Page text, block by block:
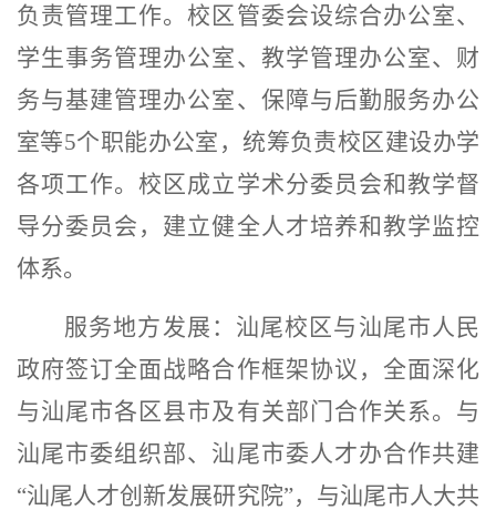
负责管理工作。校区管委会设综合办公室、
学生事务管理办公室、教学管理办公室、财
务与基建管理办公室、保障与后勤服务办公
室等5个职能办公室，统筹负责校区建设办学
各项工作。校区成立学术分委员会和教学督
导分委员会，建立健全人才培养和教学监控
体系。
服务地方发展： 汕尾校区与汕尾市人民
政府签订全面战略合作框架协议，全面深化
与汕尾市各区县市及有关部门合作关系。与
汕尾市委组织部、汕尾市委人才办合作共建
“汕尾人才创新发展研究院”，与汕尾市人大共